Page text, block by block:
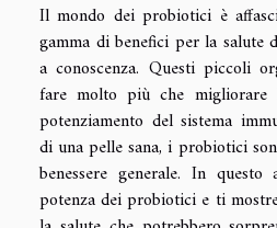
Il mondo dei probiotici è
gamma di benefici per la salute
a conoscenza. Questi piccoli
fare molto più che migliorare
potenziamento del sistema
di una pelle sana, i probiotici
benessere generale. In
potenza dei probiotici e ti